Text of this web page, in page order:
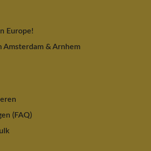
Europe!
Amsterdam & Arnhem
(FAQ)